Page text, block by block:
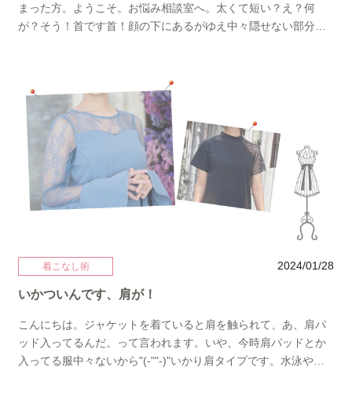
今っぽくドレスを着こなしたい方におすすめです。今だけの身
体のラインを楽しむのはいかがでしょうか♡✧･ﾟ:* ✧･ﾟ:* ✧*:･ﾟ
バルーン袖と張りのある生地でボリュームを楽しむドレスで
す。こちらもハイウエストなのでお腹に優しいシルエットちょ
っとハイセンスに着こなしたいならゆるっとオーバーなシルエ
ットで小ぶりなバッグなんて合わせるととってもおしゃれです
ね♪マタニティなのをちょっと隠せたらいいなぁって方はこのよ
うなシルエットをチョイスするとほぼわかりません。いかがで
しょうか。マタニティの方は特にいつもとおサイズが違うので
ドレス選びに苦戦すると思います。そんな時は是非店頭までお
越しくださいね♪レンタルドレス、マタニティドレスゲストドレ
まった方。ようこそ。お悩み相談室へ。太くて短い？え？何
が？そう！首です首！顔の下にあるがゆえ中々隠せない部分で
クドレス。一番首が長く見える形状がこれ。合わせるネックレ
スも是非V字になるようなチャーム付きのものを。 →→左
（Ameri Vintageのドレス）→→右（my closet select）デコルテ
がシアーで切り返しの視線を下に持ってくることで首とドレス
の間に生地はあっても空間ができるのでカバーできます。 →→
左（Ameri Vintageのドレス）→→右（AmeriVintageのドレス）
もしくは逆に高さのあるスタンドカラーで首をかくしてしまう
のもひとつ手です。ポイントは出すか！隠すか！中途半端は
NG！です。参考になれば幸いです♡結婚式ドレス、パーティド
レス、謝恩会ドレス表彰式ドレス、各種パーティ、オケージョ
ンドレスをお探しの方ご来店をお待ちしております。
着こなし術 2024/01/28
いかついんです、肩が！
こんにちは。ジャケットを着ていると肩を触られて、あ、肩パ
ッド入ってるんだ。って言われます。いや、今時肩パッドとか
入ってる服中々ないから"(-""-)"いかり肩タイプです。水泳やっ